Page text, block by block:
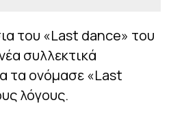
του «Last dance» του
συλλεκτικά
τα ονόμασε «Last
λόγους.